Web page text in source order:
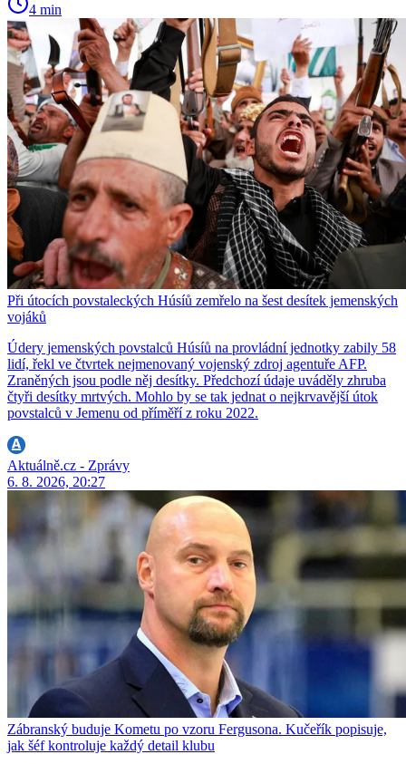
4 min
Při útocích povstaleckých Húsíů zemřelo na šest desítek jemenských
vojáků
Údery jemenských povstalců Húsíů na provládní jednotky zabily 58
lidí, řekl ve čtvrtek nejmenovaný vojenský zdroj agentuře AFP.
Zraněných jsou podle něj desítky. Předchozí údaje uváděly zhruba
čtyři desítky mrtvých. Mohlo by se tak jednat o nejkrvavější útok
povstalců v Jemenu od příměří z roku 2022.
Aktuálně.cz - Zprávy
6. 8. 2026, 20:27
Zábranský buduje Kometu po vzoru Fergusona. Kučeřík popisuje,
jak šéf kontroluje každý detail klubu